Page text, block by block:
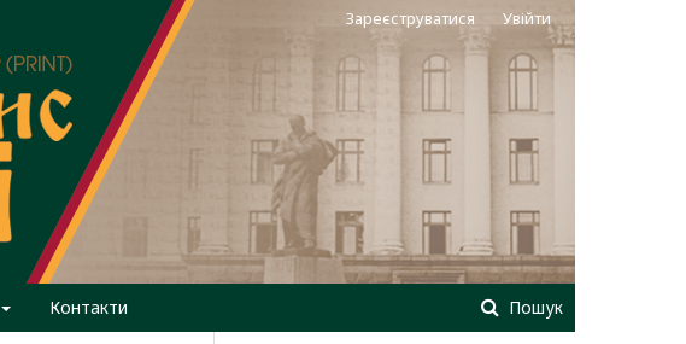
Контакти Пошук
Зареєструватися Увійти